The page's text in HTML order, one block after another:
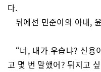
다.
뒤에선 민준이의 아내,
“너, 내가 우습냐? 신용
고 몇 번 말했어? 뒤지고